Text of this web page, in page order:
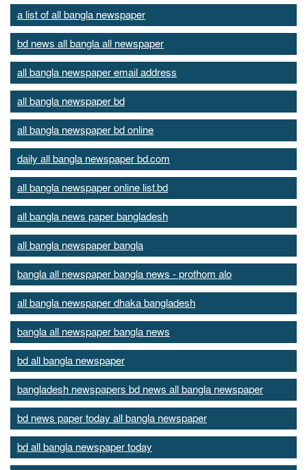
a list of all bangla newspaper
bd news all bangla all newspaper
all bangla newspaper email address
all bangla newspaper bd
all bangla newspaper bd online
daily all bangla newspaper bd.com
all bangla newspaper online list.bd
all bangla news paper bangladesh
all bangla newspaper bangla
bangla all newspaper bangla news - prothom alo
all bangla newspaper dhaka bangladesh
bangla all newspaper bangla news
bd all bangla newspaper
bangladesh newspapers bd news all bangla newspaper
bd news paper today all bangla newspaper
bd all bangla newspaper today